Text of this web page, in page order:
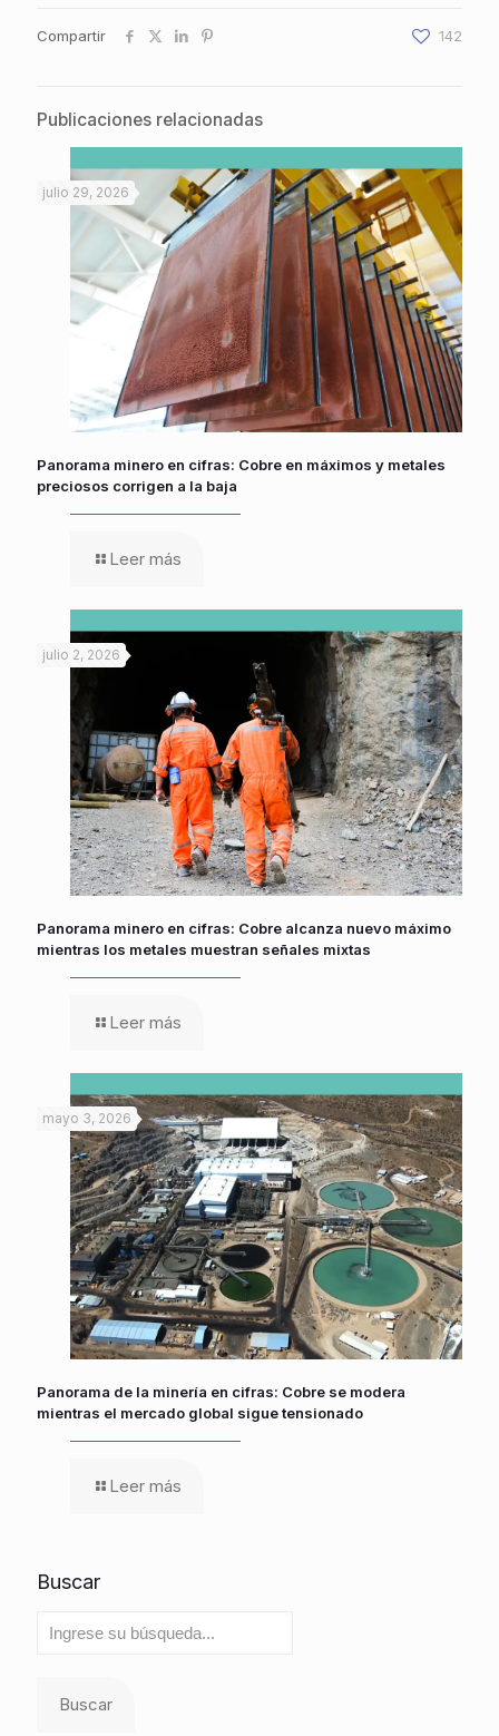
Compartir 142
Publicaciones relacionadas
julio 29, 2026
Panorama minero en cifras: Cobre en máximos y metales
preciosos corrigen a la baja
Leer más
julio 2, 2026
Panorama minero en cifras: Cobre alcanza nuevo máximo
mientras los metales muestran señales mixtas
Leer más
mayo 3, 2026
Panorama de la minería en cifras: Cobre se modera
mientras el mercado global sigue tensionado
Leer más
Buscar
Buscar